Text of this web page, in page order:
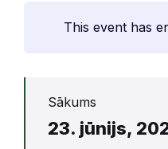
This event has
Sākums
23. jūnijs,